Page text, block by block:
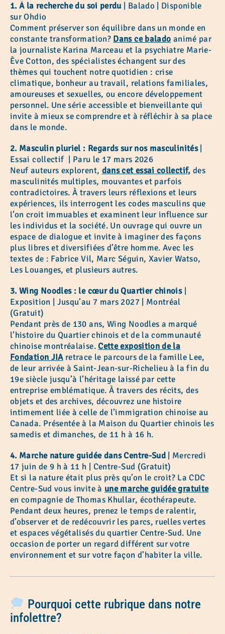
1. À la recherche du soi perdu | Balado | Disponible
sur Ohdio
Comment préserver son équilibre dans un monde en
constante transformation? Dans ce balado animé par
la journaliste Karina Marceau et la psychiatre Marie-
Ève Cotton, des spécialistes échangent sur des
thèmes qui touchent notre quotidien : crise
climatique, bonheur au travail, relations familiales,
amoureuses et sexuelles, ou encore développement
personnel. Une série accessible et bienveillante qui
invite à mieux se comprendre et à réfléchir à sa place
dans le monde.
2. Masculin pluriel : Regards sur nos masculinités|
Essai collectif | Paru le 17 mars 2026
Neuf auteurs explorent, dans cet essai collectif, des
masculinités multiples, mouvantes et parfois
contradictoires. À travers leurs réflexions et leurs
expériences, ils interrogent les codes masculins que
l’on croit immuables et examinent leur influence sur
les individus et la société. Un ouvrage qui ouvre un
espace de dialogue et invite à imaginer des façons
plus libres et diversifiées d’être homme. Avec les
textes de : Fabrice Vil, Marc Séguin, Xavier Watso,
Les Louanges, et plusieurs autres.
3. Wing Noodles : le cœur du Quartier chinois
Exposition | Jusqu’au 7 mars 2027 | Montréal
(Gratuit)
Pendant près de 130 ans, Wing Noodles a marqué
l’histoire du Quartier chinois et de la communauté
chinoise montréalaise.Cette exposition de la
Fondation JIAretrace le parcours de la famille Lee,
de leur arrivée à Saint-Jean-sur-Richelieu à la fin du
19e siècle jusqu’à l’héritage laissé par cette
entreprise emblématique. À travers des récits, des
objets et des archives, découvrez une histoire
intimement liée à celle de l’immigration chinoise au
Canada. Présentée à la Maison du Quartier chinois les
samedis et dimanches, de 11 h à 16 h.
4. Marche nature guidée dans Centre-Sud
| Mercredi
17 juin de 9 h à 11 h | Centre-Sud (Gratuit)
Et si la nature était plus près qu’on le croit? La CDC
Centre-Sud vous invite à une marche guidée gratuite
en compagnie de Thomas Khullar, écothérapeute.
Pendant deux heures, prenez le temps de ralentir,
d’observer et de redécouvrir les parcs, ruelles vertes
et espaces végétalisés du quartier Centre-Sud. Une
occasion de porter un regard différent sur votre
environnement et sur votre façon d’habiter la ville.
Pourquoi cette rubrique dans notre
infolettre?